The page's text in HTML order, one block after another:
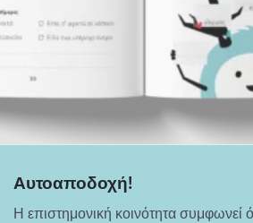
Αυτοαποδοχή!
Η επιστημονική κοινότητα συμφωνεί